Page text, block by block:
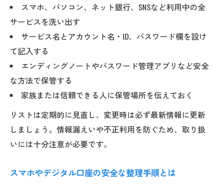
新潟市で安心の遺品整理を実現する方法
遺品整理で新潟市対応の信頼できる業者を
選ぶコツ
デジタル遺品整理の料金相場とサービス内
容の比較
スマホや口座の整理が得意な業者への依頼
ポイント
新潟市の遺品整理に強い専門業者の特徴と
は
家族の負担を最小限にするデジタル遺品整
スマホ、パソコン、ネット銀行、SNSなど利用中の全
サービスを洗い出す
サービス名とアカウント名・ID、パスワード欄を設け
て記入する
エンディングノートやパスワード管理アプリなど安全
な方法で保管する
家族または信頼できる人に保管場所を伝えておく
リストは定期的に見直し、変更時は必ず最新情報に更新
しましょう。情報漏えいや不正利用を防ぐため、取り扱
いには十分注意が必要です。
スマホやデジタル口座の安全な整理手順とは